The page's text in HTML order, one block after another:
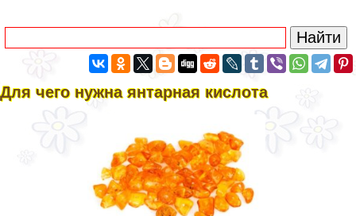
Для чего нужна янтарная кислота